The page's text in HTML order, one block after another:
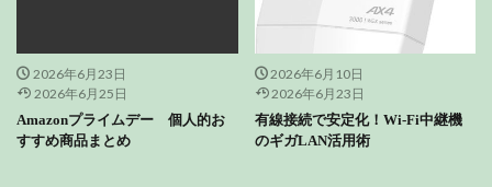
2026年6月23日
2026年6月25日
Amazonプライムデー 個人的お
すすめ商品まとめ
2026年6月10日
2026年6月23日
有線接続で安定化！Wi-Fi中継機
のギガLAN活用術